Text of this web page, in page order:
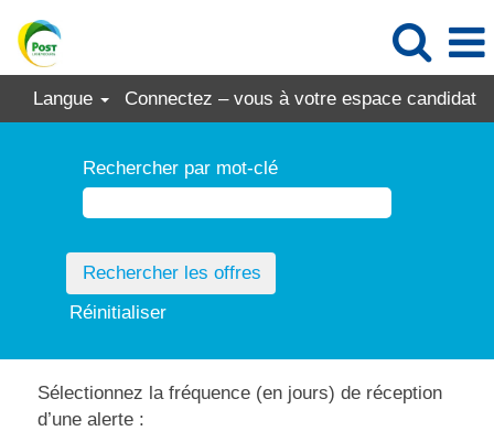
Langue Connectez – vous à votre espace candidat
Rechercher par mot-clé
Réinitialiser
Sélectionnez la fréquence (en jours) de réception
d’une alerte :